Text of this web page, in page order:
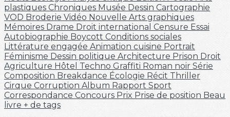
plastiques Chroniques Musée Dessin Cartographie
VOD Broderie Vidéo Nouvelle Arts graphiques
Mémoires Drame Droit international Censure Essai
Autobiographie Boycott Conditions sociales
Littérature engagée Animation cuisine Portrait
Féminisme Dessin politique Architecture Prison Droit
Agriculture Hôtel Techno Graffiti Roman noir Série
Composition Breakdance Écologie Récit Thriller
Cirque Corruption Album Rapport Sport
Correspondance Concours Prix Prise de position Beau
livre + de tags